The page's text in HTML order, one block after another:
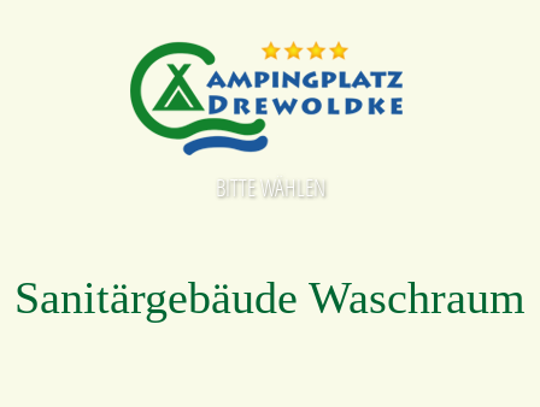
BITTE WÄHLEN
Sanitärgebäude Waschraum